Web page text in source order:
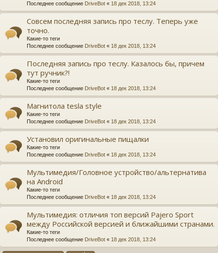
Последнее сообщение DriveBot « 18 дек 2018, 13:24
Совсем последняя запись про теслу. Теперь уже
точно.
Какие-то теги
Последнее сообщение DriveBot « 18 дек 2018, 13:24
Последняя запись про теслу. Казалось бы, причем
тут ручник?!
Какие-то теги
Последнее сообщение DriveBot « 18 дек 2018, 13:24
Магнитола tesla style
Какие-то теги
Последнее сообщение DriveBot « 18 дек 2018, 13:24
Установил оригинальные пищалки
Какие-то теги
Последнее сообщение DriveBot « 18 дек 2018, 13:24
Мультимедия/Головное устройство/альтернатива
на Android
Какие-то теги
Последнее сообщение DriveBot « 18 дек 2018, 13:24
Мультимедия: отличия топ версий Pajero Sport
между Российской версией и ближайшими странами.
Какие-то теги
Последнее сообщение DriveBot « 18 дек 2018, 13:24